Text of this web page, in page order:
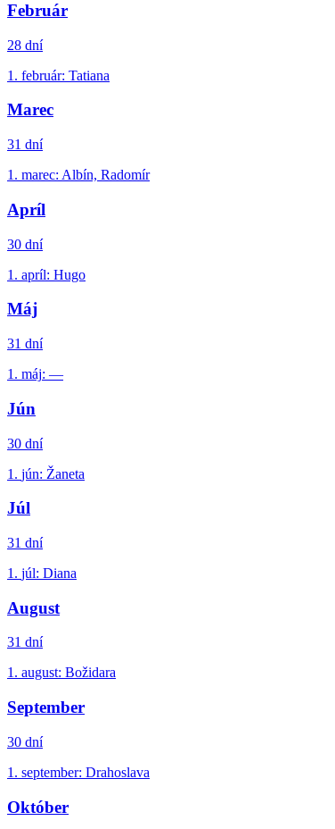
Február
28 dní
1. február: Tatiana
Marec
31 dní
1. marec: Albín, Radomír
Apríl
30 dní
1. apríl: Hugo
Máj
31 dní
1. máj: —
Jún
30 dní
1. jún: Žaneta
Júl
31 dní
1. júl: Diana
August
31 dní
1. august: Božidara
September
30 dní
1. september: Drahoslava
Október